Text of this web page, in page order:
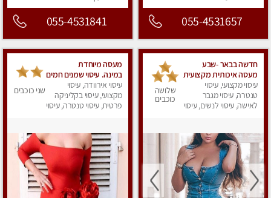
055-4531657
055-4531841
חדשה בבאר -שבע
מעסה איכותית מקצועית
ומפנקת
עיסוי מקצועי, עיסוי
טנטרה, עיסוי מגבר
לאישה, עיסוי לנשים, עיסוי
שלושה
כוכבים
מעסה מיוחדת
במינה. עיסוי שמנים חמים
עיסוי אירוודה, עיסוי
מקצועי, עיסוי בקליניקה
פרטית, עיסוי טנטרה, עיסוי
שני כוכבים